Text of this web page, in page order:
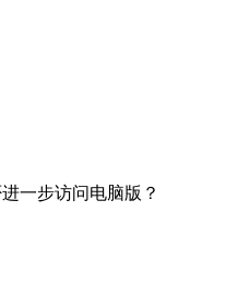
一步访问电脑版？